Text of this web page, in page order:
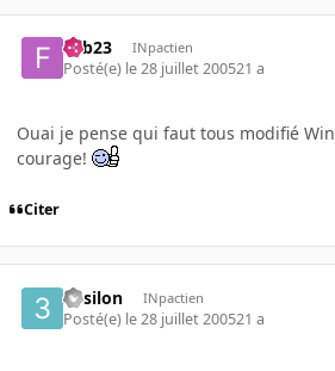
Fab23 INpactien
Posté(e) le 28 juillet 200521 a
Ouai je pense qui faut tous modifié
courage!
Citer
3psilon INpactien
Posté(e) le 28 juillet 200521 a